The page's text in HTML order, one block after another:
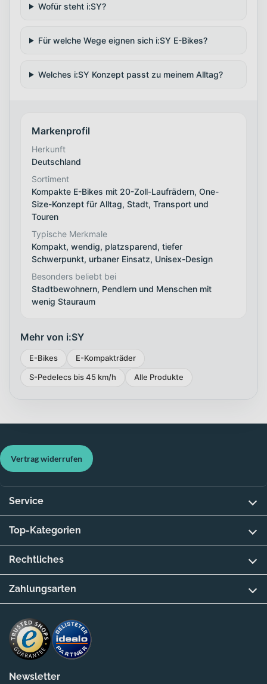
Wofür steht i:SY?
Für welche Wege eignen sich i:SY E-Bikes?
Welches i:SY Konzept passt zu meinem Alltag?
Markenprofil
Herkunft
Deutschland
Sortiment
Kompakte E-Bikes mit 20-Zoll-Laufrädern, One-
Size-Konzept für Alltag, Stadt, Transport und
Touren
Typische Merkmale
Kompakt, wendig, platzsparend, tiefer
Schwerpunkt, urbaner Einsatz, Unisex-Design
Besonders beliebt bei
Stadtbewohnern, Pendlern und Menschen mit
wenig Stauraum
Mehr von i:SY
E-Bikes
E-Kompakträder
S-Pedelecs bis 45 km/h
Alle Produkte
Newsletter
Vertrag widerrufen
Service
Top-Kategorien
Rechtliches
Zahlungsarten